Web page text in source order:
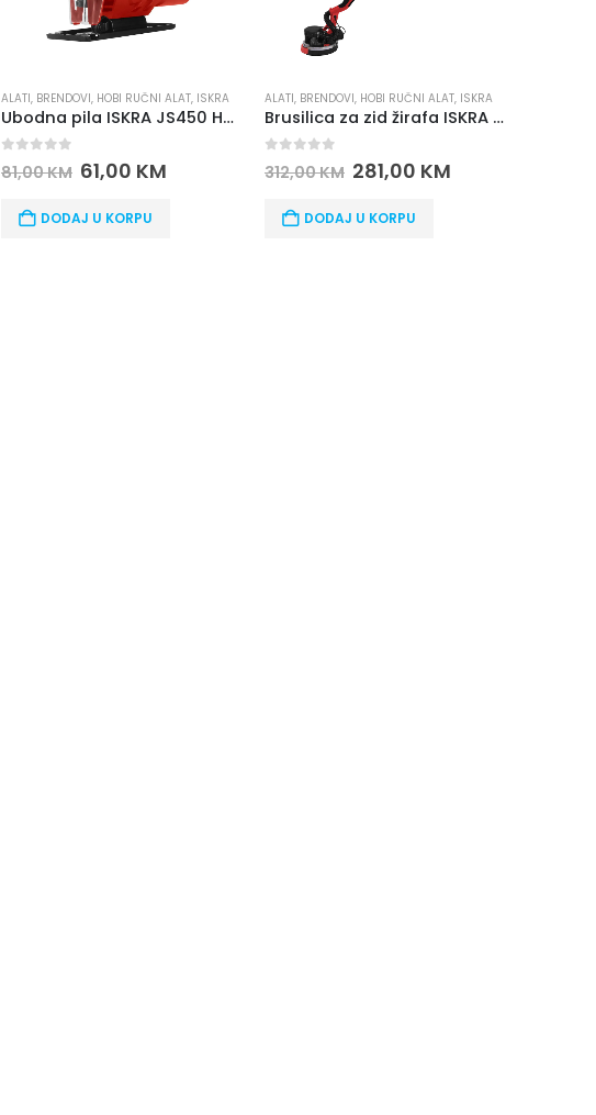
ALATI, BRENDOVI, HOBI RUČNI ALAT, ISKRA
Brusilica za zid žirafa ISKRA DS750-225
out of 5
312,00KM 281,00KM
DODAJ U KORPU
ALATI HOBI RUČNI ALAT
GARNITURA ALATA 94 DIJELA ISKRA HTWR 94
48,00KM
DODAJ U KORPU